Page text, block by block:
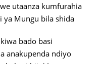
utaanza kumfurahia
ya Mungu bila shida
bado basi
anakupenda ndiyo